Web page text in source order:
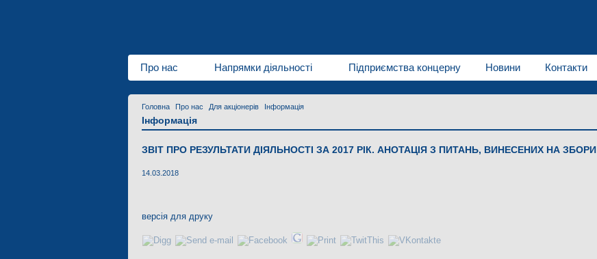
Про нас Напрямки діяльності Підприємства концерну Новини Контакти
Головна Про нас Для акціонерів Інформація
Інформація
ЗВІТ ПРО РЕЗУЛЬТАТИ ДІЯЛЬНОСТІ ЗА 2017 РІК. АНОТАЦІЯ З ПИТАНЬ, ВИНЕСЕНИХ НА ЗБОРИ
14.03.2018
версія для друку